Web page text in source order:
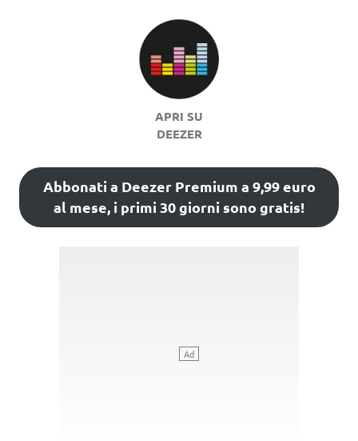
APRI SU
DEEZER
Abbonati a Deezer Premium a 9,99 euro
al mese, i primi 30 giorni sono gratis!